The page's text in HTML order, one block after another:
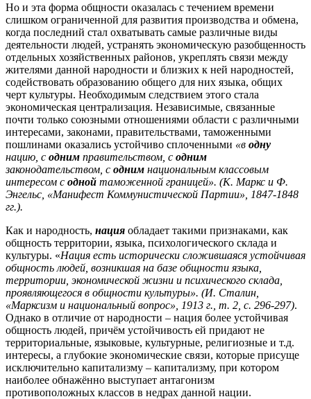
Но и эта форма общности оказалась с течением времени
слишком ограниченной для развития производства и обмена,
когда последний стал охватывать самые различные виды
деятельности людей, устранять экономическую разобщенность
отдельных хозяйственных районов, укреплять связи между
жителями данной народности и близких к ней народностей,
содействовать образованию общего для них языка, общих
черт культуры. Необходимым следствием этого стала
экономическая централизация. Независимые, связанные
почти только союзными отношениями области с различными
интересами, законами, правительствами, таможенными
пошлинами оказались устойчиво сплоченными «в одну
нацию, с одним правительством, с одним
законодательством, с одним национальным классовым
интересом с одной таможенной границей». (К. Маркс и Ф.
Энгельс, «Манифест Коммунистической Партии», 1847-1848
гг.).
Как и народность, нация обладает такими признаками, как
общность территории, языка, психологического склада и
культуры. «Нация есть исторически сложившаяся устойчивая
общность людей, возникшая на базе общности языка,
территории, экономической жизни и психического склада,
проявляющегося в общности культуры». (И. Сталин,
«Марксизм и национальный вопрос», 1913 г., т. 2, с. 296-297).
Однако в отличие от народности – нация более устойчивая
общность людей, причём устойчивость ей придают не
территориальные, языковые, культурные, религиозные и т.д.
интересы, а глубокие экономические связи, которые присуще
исключительно капитализму – капитализму, при котором
наиболее обнажённо выступает антагонизм
противоположных классов в недрах данной нации.